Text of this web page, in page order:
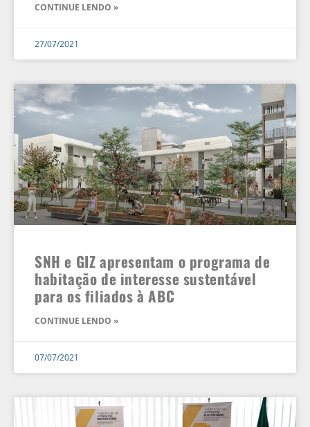
CONTINUE LENDO »
27/07/2021
SNH e GIZ apresentam o programa de
habitação de interesse sustentável
para os filiados à ABC
CONTINUE LENDO »
07/07/2021